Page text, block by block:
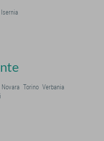
Isernia
Novara Torino Verbania